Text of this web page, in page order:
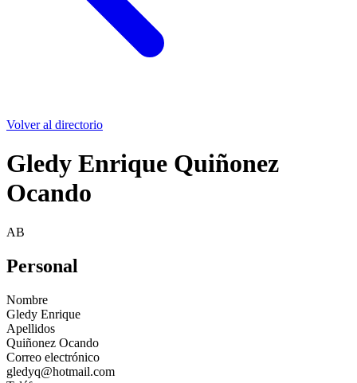
Volver al directorio
Gledy Enrique Quiñonez
Ocando
AB
Personal
Nombre
Gledy Enrique
Apellidos
Quiñonez Ocando
Correo electrónico
gledyq@hotmail.com